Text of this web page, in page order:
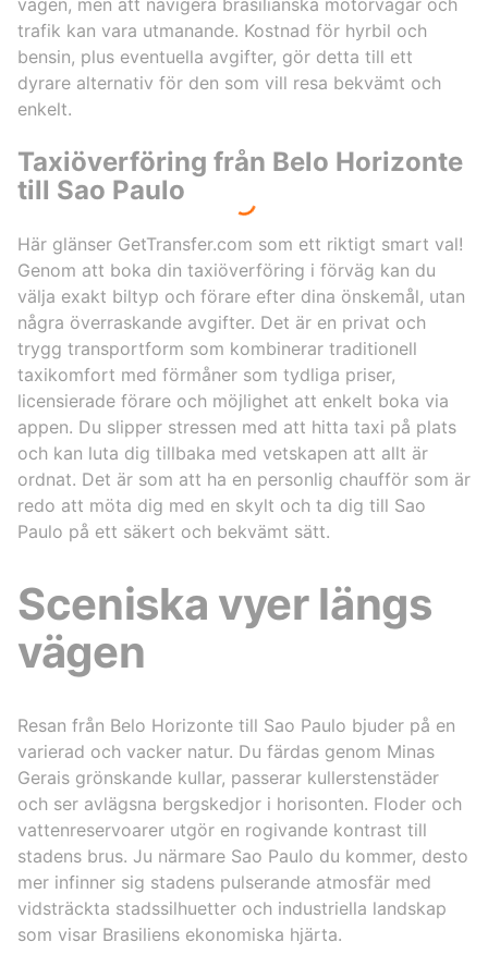
trafik kan vara utmanande. Kostnad för hyrbil och
bensin, plus eventuella avgifter, gör detta till ett
dyrare alternativ för den som vill resa bekvämt och
enkelt.
Taxiöverföring från Belo Horizonte
till Sao Paulo
Här glänser GetTransfer.com som ett riktigt smart val!
Genom att boka din taxiöverföring i förväg kan du
välja exakt biltyp och förare efter dina önskemål, utan
några överraskande avgifter. Det är en privat och
trygg transportform som kombinerar traditionell
taxikomfort med förmåner som tydliga priser,
licensierade förare och möjlighet att enkelt boka via
appen. Du slipper stressen med att hitta taxi på plats
och kan luta dig tillbaka med vetskapen att allt är
ordnat. Det är som att ha en personlig chaufför som är
redo att möta dig med en skylt och ta dig till Sao
Paulo på ett säkert och bekvämt sätt.
Sceniska vyer längs
vägen
Resan från Belo Horizonte till Sao Paulo bjuder på en
varierad och vacker natur. Du färdas genom Minas
Gerais grönskande kullar, passerar kullerstenstäder
och ser avlägsna bergskedjor i horisonten. Floder och
vattenreservoarer utgör en rogivande kontrast till
stadens brus. Ju närmare Sao Paulo du kommer, desto
mer infinner sig stadens pulserande atmosfär med
vidsträckta stadssilhuetter och industriella landskap
som visar Brasiliens ekonomiska hjärta.